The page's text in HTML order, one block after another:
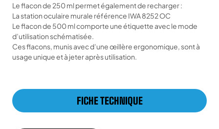
Le flacon de 250 ml permet également de recharger :
La station oculaire murale référence IWA 8252 OC
Le flacon de 500 ml comporte une étiquette avec le mode
d’utilisation schématisée.
Ces flacons, munis avec d’une œillère ergonomique, sont à
usage unique et à jeter après utilisation.
FICHE TECHNIQUE